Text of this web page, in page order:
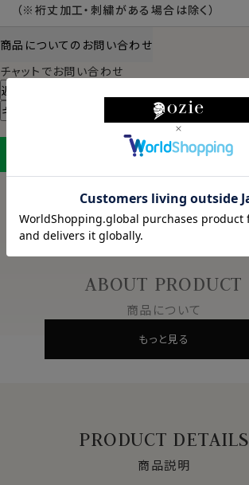
（※裄丈加工・刺繍がある場合は除く）
商品についてのお問い合わせ
チャットでお問い合わせ
返品・交換について
ギフトラッピングについて
LINEに保存する
ABOUT PRODUCT
商品について
もっと見る
PRODUCT DETAILS
商品説明